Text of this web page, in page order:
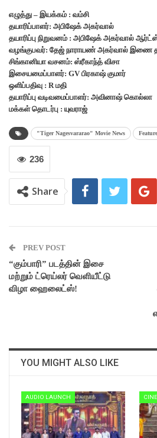
எழுத்து – இயக்கம் : வம்சி
தயாரிப்பாளர்: அபிஷேக் அகர்வால்
தயாரிப்பு நிறுவனம் : அபிஷேக் அகர்வால்
வழங்குபவர்: தேஜ் நாராயண் அகர்வால் இணை
சிங்கானியா வசனம்: ஸ்ரீகாந்த் விசா
இசையமைப்பாளர்: GV பிரகாஷ் குமார்
ஒளிப்பதிவு : R மதி
தயாரிப்பு வடிவமைப்பாளர்: அவினாஷ் கொல்லா
மக்கள் தொடர்பு : யுவராஜ்
"Tiger Nagesvararao" Movie News
236
Share
PREV POST
“கும்பாரி” படத்தின் இசை
மற்றும் ட்ரெய்லர் வெளியீட்டு
விழா ஹைலைட்ஸ்!
YOU MIGHT ALSO LIKE
AUDIO LAUNCH